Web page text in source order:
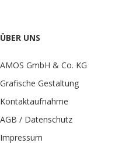
ÜBER UNS
AMOS GmbH & Co. KG
Grafische Gestaltung
Kontaktaufnahme
AGB / Datenschutz
Impressum